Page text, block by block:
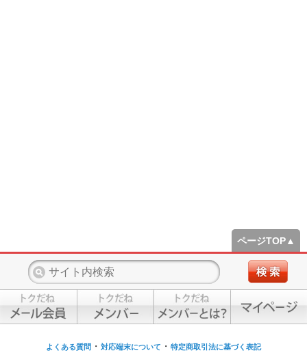
ページTOP▲
よくある質問 ・ 対応端末について ・ 特定商取引法に基づく表記